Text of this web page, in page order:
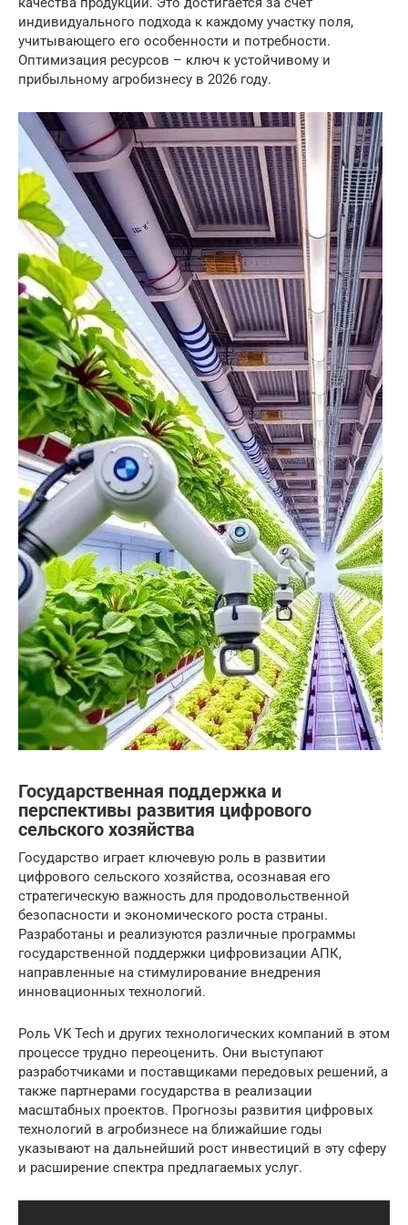
индивидуального подхода к каждому участку поля,
учитывающего его особенности и потребности.
Оптимизация ресурсов – ключ к устойчивому и
прибыльному агробизнесу в 2026 году.
Государственная поддержка и
перспективы развития цифрового
сельского хозяйства
Государство играет ключевую роль в развитии
цифрового сельского хозяйства, осознавая его
стратегическую важность для продовольственной
безопасности и экономического роста страны.
Разработаны и реализуются различные программы
государственной поддержки цифровизации АПК,
направленные на стимулирование внедрения
инновационных технологий.
Роль VK Tech и других технологических компаний в этом
процессе трудно переоценить. Они выступают
разработчиками и поставщиками передовых решений, а
также партнерами государства в реализации
масштабных проектов. Прогнозы развития цифровых
технологий в агробизнесе на ближайшие годы
указывают на дальнейший рост инвестиций в эту сферу
и расширение спектра предлагаемых услуг.